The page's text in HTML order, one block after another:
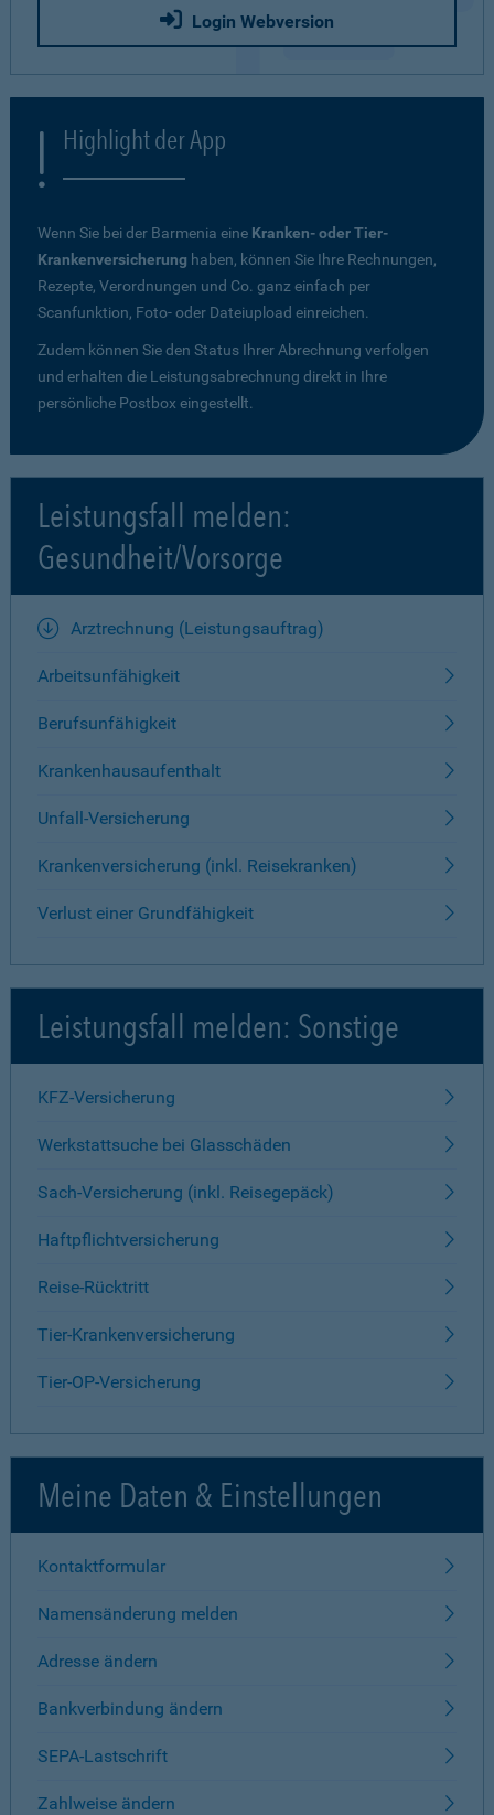
Login Webversion
Highlight der App
Wenn Sie bei der Barmenia eine Kranken- oder Tier-
Krankenversicherung haben, können Sie Ihre Rechnungen,
Rezepte, Verordnungen und Co. ganz einfach per
Scanfunktion, Foto- oder Dateiupload einreichen.
Zudem können Sie den Status Ihrer Abrechnung verfolgen
und erhalten die Leistungsabrechnung direkt in Ihre
persönliche Postbox eingestellt.
Leistungsfall melden:
Gesundheit/Vorsorge
Arztrechnung (Leistungsauftrag)
Arbeitsunfähigkeit
Berufsunfähigkeit
Krankenhausaufenthalt
Unfall-Versicherung
Krankenversicherung (inkl. Reisekranken)
Verlust einer Grundfähigkeit
Leistungsfall melden: Sonstige
KFZ-Versicherung
Werkstattsuche bei Glasschäden
Sach-Versicherung (inkl. Reisegepäck)
Haftpflichtversicherung
Reise-Rücktritt
Tier-Krankenversicherung
Tier-OP-Versicherung
Meine Daten & Einstellungen
Kontaktformular
Namensänderung melden
Adresse ändern
Bankverbindung ändern
SEPA-Lastschrift
Zahlweise ändern